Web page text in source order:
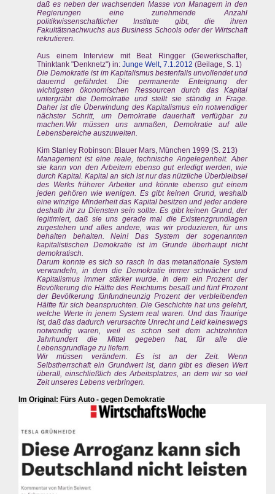
daß es neben der wachsenden Masse von Managern in den
Regierungen eine zunehmende Anzahl
politikwissenschaftlicher Institute gibt, die ihren
Fakultätsnachwuchs aus Business Schools oder der Wirtschaft
rekrutieren.
Aus einem Interview mit Beat Ringger (Gewerkschafter,
Thinktank "Denknetz") in: Junge Welt, 7.1.2012 (Beilage, S. 1)
Die Demokratie ist im Kapitalismus bestenfalls unvollendet und
dauernd gefährdet. Die permanente Enteignung der
wichtigsten ökonomischen Ressourcen durch das Kapital
untergräbt die Demokratie und stellt sie ständig in Frage.
Daher ist die Überwindung des Kapitalismus ein notwendiger
nächster Schritt, um Demokratie dauerhaft verfügbar zu
machen.Wir müssen uns anmaßen, Demokratie auf alle
Lebensbereiche auszuweiten.
Kim Stanley Robinson: Blauer Mars, München 1999 (S. 213)
Management ist eine reale, technische Angelegenheit. Aber
sie kann von den Arbeitern ebenso gut erledigt werden, wie
durch Kapital. Kapital an sich ist nur das nützliche Überbleibsel
des Werks früherer Arbeiter und könnte ebenso gut einem
jeden gehören wie wenigen. Es gibt keinen Grund, weshalb
eine winzige Minderheit das Kapital besitzen und jeder andere
deshalb ihr zu Diensten sein sollte. Es gibt keinen Grund, der
legitimiert, daß sie uns gerade mal die Existenzgrundlagen
zugestehen und alles andere, was wir produzieren, für uns
behalten behalten. Nein! Das System der sogenannten
kapitalistischen Demokratie ist im Grunde überhaupt nicht
demokratisch.
Darum konnte es sich so rasch in das metanationale System
verwandeln, in dem die Demokratie immer schwächer und
Kapitalismus immer stärker wurde. In dem ein Prozent der
Bevölkerung die Hälfte des Reichtums besaß und fünf Prozent
der Bevölkerung fünfundneunzig Prozent der verbleibenden
Hälfte für sich beanspruchten. Die Geschichte hat uns gelehrt,
welche Werte in jenem System real waren. Und das Traurige
ist, daß das dadurch verursachte Unrecht und Leid keineswegs
notwendig waren, weil es schon seit dem achtzehnten
Jahrhundert die Mittel gegeben hat, für alle die
Lebensgrundlage zu liefern.
Wir müssen verändern. Es ist an der Zeit. Wenn
Selbstherrschaft ein Grundwert ist, dann gibt es diesen Wert
überall, einschließlich des Arbeitsplatzes, an dem wir so viel
Zeit unseres Lebens verbringen.
Im Original: Fürs Auto - gegen Demokratie